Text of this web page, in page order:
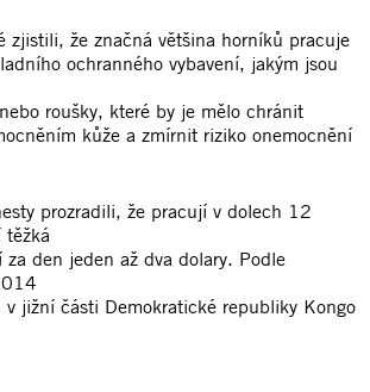
zjistili, že značná většina horníků pracuje
ochranného vybavení, jakým jsou
roušky, které by je mělo chránit
kůže a zmírnit riziko onemocnění
prozradili, že pracují v dolech 12
za den jeden až dva dolary. Podle
v jižní části Demokratické republiky Kongo